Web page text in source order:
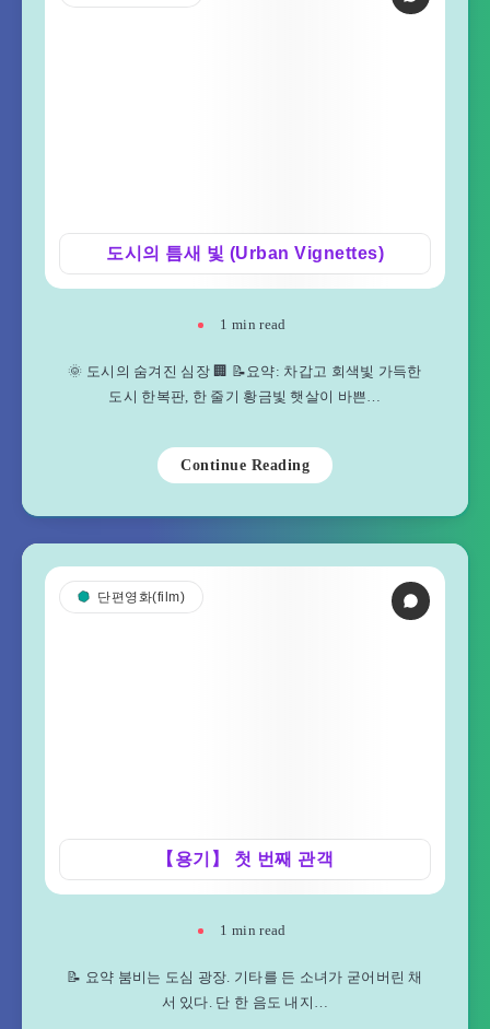
도시의 틈새 빛 (Urban Vignettes)
1 min read
🌞 도시의 숨겨진 심장 🏢 📝요약: 차갑고 회색빛 가득한
도시 한복판, 한 줄기 황금빛 햇살이 바쁜…
Continue Reading
【용기】 첫 번째 관객
단편영화(film)
1 min read
📝 요약 붐비는 도심 광장. 기타를 든 소녀가 굳어버린 채
서 있다. 단 한 음도 내지…